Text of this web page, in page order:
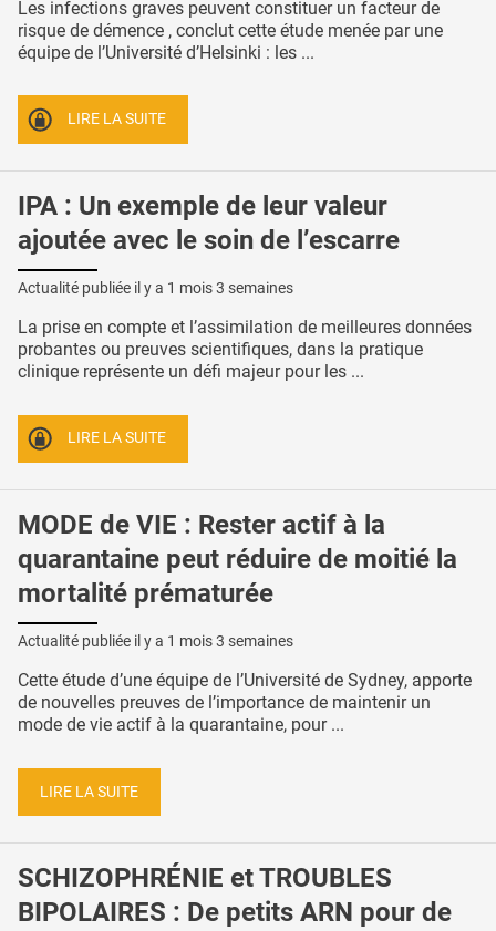
Les infections graves peuvent constituer un facteur de
risque de démence , conclut cette étude menée par une
équipe de l’Université d’Helsinki : les ...
LIRE LA SUITE
IPA : Un exemple de leur valeur
ajoutée avec le soin de l’escarre
Actualité publiée il y a 1 mois 3 semaines
La prise en compte et l’assimilation de meilleures données
probantes ou preuves scientifiques, dans la pratique
clinique représente un défi majeur pour les ...
LIRE LA SUITE
MODE de VIE : Rester actif à la
quarantaine peut réduire de moitié la
mortalité prématurée
Actualité publiée il y a 1 mois 3 semaines
Cette étude d’une équipe de l’Université de Sydney, apporte
de nouvelles preuves de l’importance de maintenir un
mode de vie actif à la quarantaine, pour ...
LIRE LA SUITE
SCHIZOPHRÉNIE et TROUBLES
BIPOLAIRES : De petits ARN pour de